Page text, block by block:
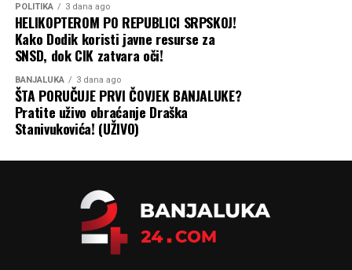
POLITIKA 3 dana ago
HELIKOPTEROM PO REPUBLICI SRPSKOJ!
Kako Dodik koristi javne resurse za
SNSD, dok CIK zatvara oči!
BANJALUKA 3 dana ago
ŠTA PORUČUJE PRVI ČOVJEK BANJALUKE?
Pratite uživo obraćanje Draška
Stanivukovića! (UŽIVO)